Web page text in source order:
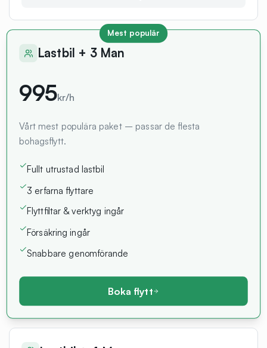
Mest populär
Lastbil + 3 Man
995kr/h
Vårt mest populära paket – passar de flesta
bohagsflytt.
Fullt utrustad lastbil
3 erfarna flyttare
Flyttfiltar & verktyg ingår
Försäkring ingår
Snabbare genomförande
Boka flytt